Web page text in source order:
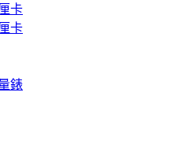
卡
卡
錶